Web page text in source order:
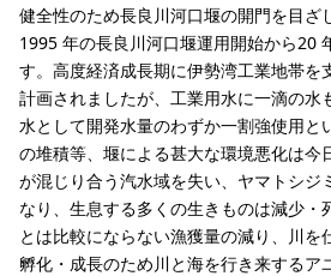
健全性のため長良川河口堰の開門を目ざ
1995 年の長良川河口堰運用開始から20
す。高度経済成長期に伊勢湾工業地帯を
計画されましたが、工業用水に一滴の水
水として開発水量のわずか一割強使用と
の堆積等、堰による甚大な環境悪化は今
が混じり合う汽水域を失い、ヤマトシジ
なり、生息する多くの生きものは減少・
とは比較にならない漁獲量の減り、川を
孵化・成長のため川と海を行き来するア